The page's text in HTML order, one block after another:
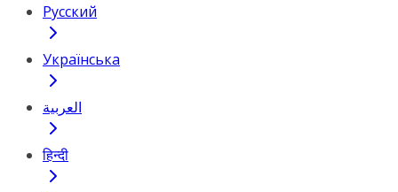
Русский
Українська
العربية
हिन्दी